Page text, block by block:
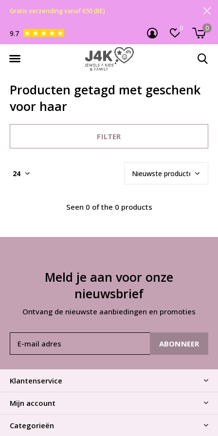
0 0
9.7
Gratis verzending vanaf €50 (BE)
Producten getagd met geschenk
voor haar
FILTER
Seen 0 of the 0 products
Meld je aan voor onze
nieuwsbrief
Ontvang de nieuwste aanbiedingen en promoties
ABONNEER
Klantenservice
Mijn account
Categorieën